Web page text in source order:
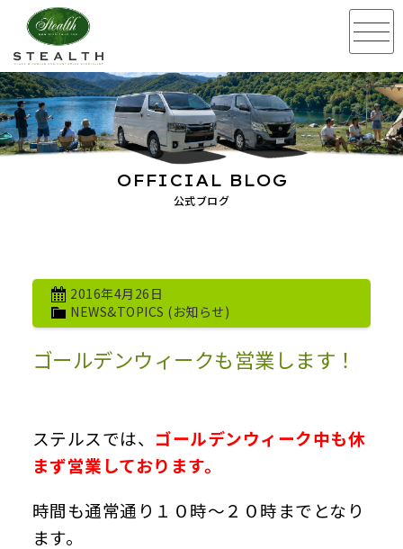
公式ブログ
OFFICIAL BLOG
2016年4月26日
NEWS&TOPICS (お知らせ)
ゴールデンウィークも営業します！
ステルスでは、 ゴールデンウィーク中も休
まず営業しております。
時間も通常通り１０時～２０時までとなり
ます。